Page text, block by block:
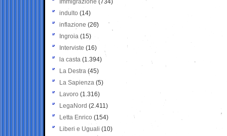
Immigrazione (734)
indulto (14)
inflazione (26)
Ingroia (15)
Interviste (16)
la casta (1.394)
La Destra (45)
La Sapienza (5)
Lavoro (1.316)
LegaNord (2.411)
Letta Enrico (154)
Liberi e Uguali (10)